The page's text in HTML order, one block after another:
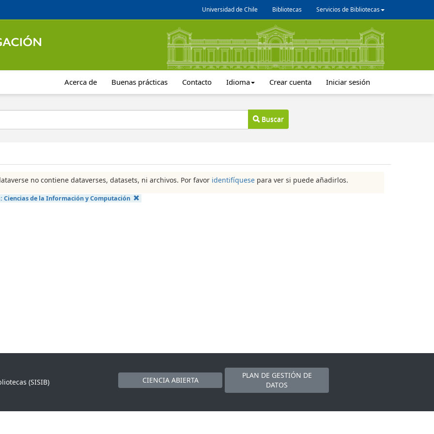
Universidad de Chile Bibliotecas Servicios de Bibliotecas
Acerca de Buenas prácticas Contacto Idioma Crear cuenta Iniciar sesión
Buscar
no contiene dataverses, datasets, ni archivos. Por favor identifíquese para ver si puede añadirlos.
Ciencias de la Información y Computación
(SISIB)
CIENCIA ABIERTA
PLAN DE GESTIÓN DE
DATOS